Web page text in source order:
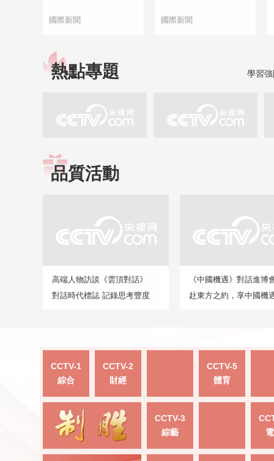
國際新聞 國際新聞
熱點專題 學習
品質活動
高端人物訪談《雲頂對話》
對話時代標誌 記錄思考豐度
《中國機遇》對話進博
赴東方之約，享中國機
CCTV-1
綜合
CCTV-2
財經
CCTV-5
體育
CCTV-3
綜藝